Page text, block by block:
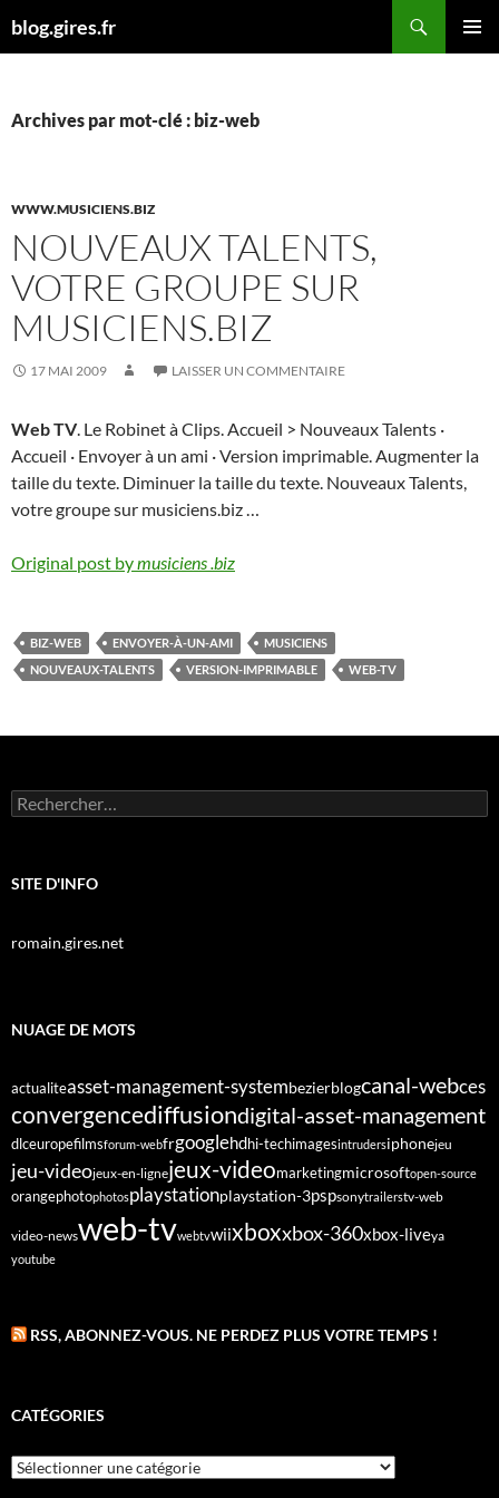
aublog.gires.fr
Archives par mot-clé : biz-web
WWW.MUSICIENS.BIZ
NOUVEAUX TALENTS,
VOTRE GROUPE SUR
MUSICIENS.BIZ
17 MAI 2009 LAISSER UN COMMENTAIRE
Web TV. Le Robinet à Clips. Accueil > Nouveaux Talents ·
Accueil · Envoyer à un ami · Version imprimable. Augmenter la
taille du texte. Diminuer la taille du texte. Nouveaux Talents,
votre groupe sur musiciens.biz …
Original post bymusiciens .biz
BIZ-WEB ENVOYER-À-UN-AMI
MUSICIENS
NOUVEAUX-TALENTS
VERSION-IMPRIMABLE WEB-TV
Rechercher :
SITE D'INFO
romain.gires.net
NUAGE DE MOTS
actualiteasset-management-systembezierblogcanal-webces
convergencediffusiondigital-asset-management
dlceuropefilmsforum-webfrgooglehdhi-techimagesintrudersiphonejeu
jeu-videojeux-en-lignejeux-videomarketingmicrosoftopen-source
orangephotophotosplaystationplaystation-3pspsonytrailerstv-web
video-newsweb-tvwebtvwiixboxxbox-360xbox-liveya
youtube
RSS, ABONNEZ-VOUS. NE PERDEZ PLUS VOTRE TEMPS !
CATÉGORIES
Catégories